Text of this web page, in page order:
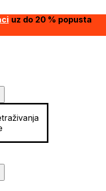
uz do 20 % popusta